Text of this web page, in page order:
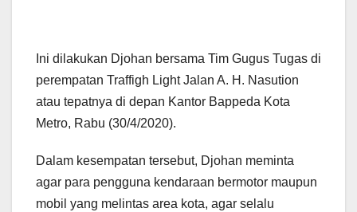
Ini dilakukan Djohan bersama Tim Gugus Tugas di
perempatan Traffigh Light Jalan A. H. Nasution
atau tepatnya di depan Kantor Bappeda Kota
Metro, Rabu (30/4/2020).
Dalam kesempatan tersebut, Djohan meminta
agar para pengguna kendaraan bermotor maupun
mobil yang melintas area kota, agar selalu